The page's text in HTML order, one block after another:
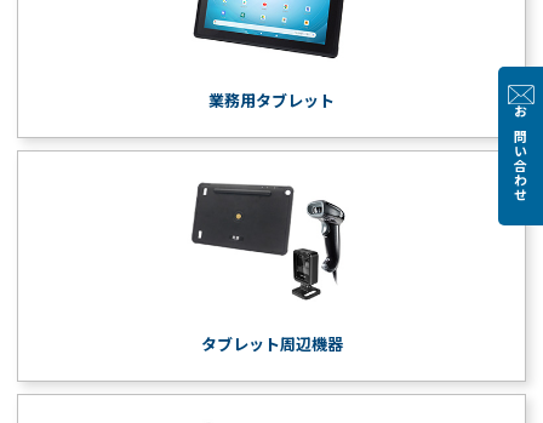
お問い合わせ
業務用タブレット
タブレット周辺機器